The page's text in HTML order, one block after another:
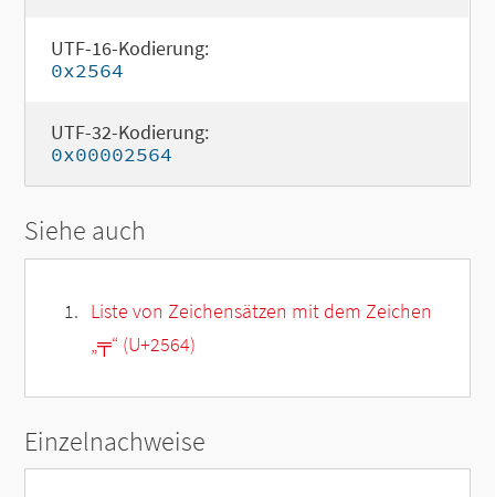
UTF-16-Kodierung:
0x2564
UTF-32-Kodierung:
0x00002564
Siehe auch
Liste von Zeichensätzen mit dem Zeichen
„╤“ (U+2564)
Einzelnachweise